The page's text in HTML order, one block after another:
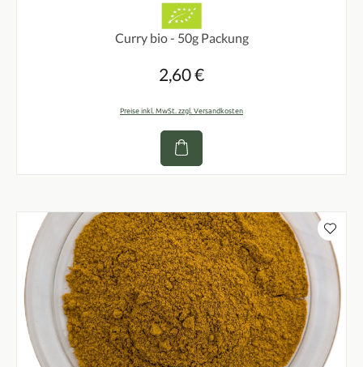
Durchschnittliche Bewertung von 0 von 5 Sternen
Curry bio - 50g Packung
Regulärer Preis:
2,60 €
Preise inkl. MwSt. zzgl. Versandkosten